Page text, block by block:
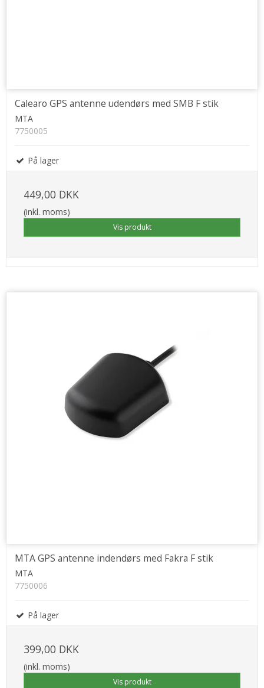
Calearo GPS antenne udendørs med SMB F stik
MTA
7750005
På lager
449,00 DKK
(inkl. moms)
Vis produkt
MTA GPS antenne indendørs med Fakra F stik
MTA
7750006
På lager
399,00 DKK
(inkl. moms)
Vis produkt